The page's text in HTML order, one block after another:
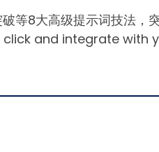
等8大高级提示词技法，突
click and integrate with